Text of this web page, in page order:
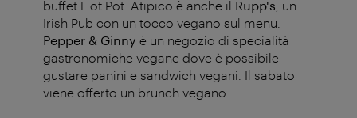
buffet Hot Pot. Atipico è anche il Rupp's , un
Irish Pub con un tocco vegano sul menu.
Pepper & Ginny è un negozio di specialità
gastronomiche vegane dove è possibile
gustare panini e sandwich vegani. Il sabato
viene offerto un brunch vegano.